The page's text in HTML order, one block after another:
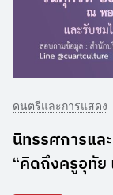
ดนตรีและการแสดง
นิทรรศการแล
“คิดถึงครูอุทัย